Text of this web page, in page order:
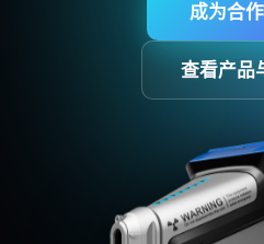
成为合
查看产品